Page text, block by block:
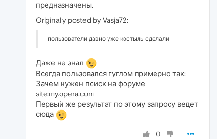
предназначены.
Originally posted by Vasja72:
пользователи давно уже костыль сделали
Даже не знал
Всегда пользовался гуглом примерно так:
Зачем нужен поиск на форуме
site:my.opera.com
Первый же результат по этому запросу ведет
сюда
0